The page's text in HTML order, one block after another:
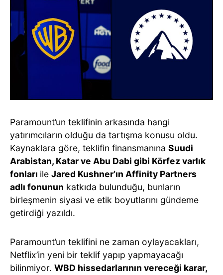
Paramount’un teklifinin arkasında hangi
yatırımcıların olduğu da tartışma konusu oldu.
Kaynaklara göre, teklifin finansmanına Suudi
Arabistan, Katar ve Abu Dabi gibi Körfez varlık
fonları ile Jared Kushner’ın Affinity Partners
adlı fonunun katkıda bulunduğu, bunların
birleşmenin siyasi ve etik boyutlarını gündeme
getirdiği yazıldı.
Paramount’un teklifini ne zaman oylayacakları,
Netflix’in yeni bir teklif yapıp yapmayacağı
bilinmiyor. WBD hissedarlarının vereceği karar,